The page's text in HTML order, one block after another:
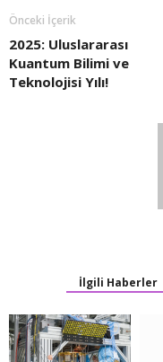
Önceki İçerik
2025: Uluslararası
Kuantum Bilimi ve
Teknolojisi Yılı!
İlgili Haberler